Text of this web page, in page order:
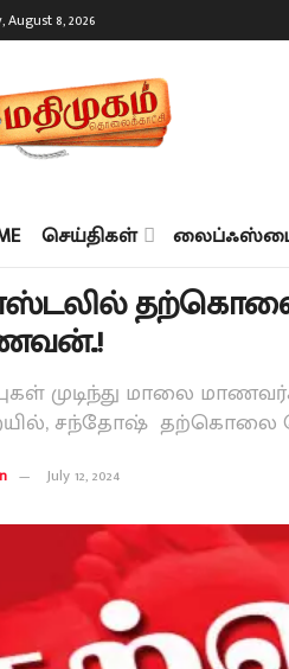
August 8, 2026
செய்திகள்
முடிந்து மாலை
சந்தோஷ் தற்கொலை
July 12, 2024